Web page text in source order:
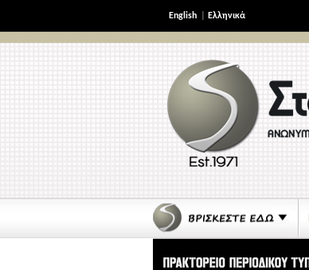
English Ελληνικά
ΝΕΑ ΠΡΟΪΟΝΤΑ